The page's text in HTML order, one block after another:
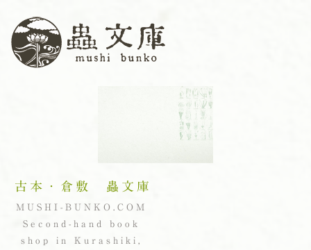
古本・倉敷 蟲文庫
MUSHI-BUNKO.COM
Second-hand book
shop in Kurashiki,